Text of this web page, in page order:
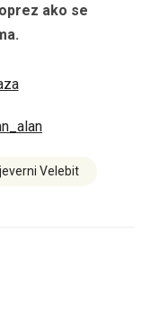
ako se
Velebit